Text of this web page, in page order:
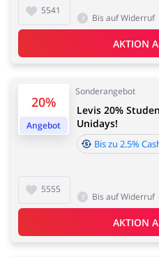
Dienstleistungen,
Finanzen &
Mobilfunknetze
Bücher, Medien, Software
& Games
5541
Bis auf Widerruf
AKTION
20%
Angebot
Sonderangebot
5555
Levis 20%
Unidays!
Bis zu 2.5%
Bis auf Widerruf
AKTION